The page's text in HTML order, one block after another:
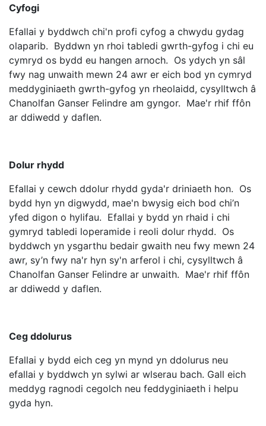
Cyfogi
Efallai y byddwch chi'n profi cyfog a chwydu gydag
olaparib. Byddwn yn rhoi tabledi gwrth-gyfog i chi eu
cymryd os bydd eu hangen arnoch. Os ydych yn sâl
fwy nag unwaith mewn 24 awr er eich bod yn cymryd
meddyginiaeth gwrth-gyfog yn rheolaidd, cysylltwch â
Chanolfan Ganser Felindre am gyngor. Mae'r rhif ffôn
ar ddiwedd y daflen.
Dolur rhydd
Efallai y cewch ddolur rhydd gyda'r driniaeth hon. Os
bydd hyn yn digwydd, mae'n bwysig eich bod chi’n
yfed digon o hylifau. Efallai y bydd yn rhaid i chi
gymryd tabledi loperamide i reoli dolur rhydd. Os
byddwch yn ysgarthu bedair gwaith neu fwy mewn 24
awr, sy’n fwy na'r hyn sy'n arferol i chi, cysylltwch â
Chanolfan Ganser Felindre ar unwaith. Mae'r rhif ffôn
ar ddiwedd y daflen.
Ceg ddolurus
Efallai y bydd eich ceg yn mynd yn ddolurus neu
efallai y byddwch yn sylwi ar wlserau bach. Gall eich
meddyg ragnodi cegolch neu feddyginiaeth i helpu
gyda hyn.